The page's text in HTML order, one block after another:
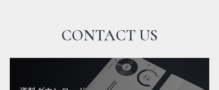
CONTACT US